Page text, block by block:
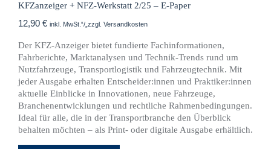
KFZanzeiger + NFZ-Werkstatt 2/25 – E-Paper
12,90 € inkl. MwSt.“/„zzgl. Versandkosten
Der KFZ-Anzeiger bietet fundierte Fachinformationen,
Fahrberichte, Marktanalysen und Technik-Trends rund um
Nutzfahrzeuge, Transportlogistik und Fahrzeugtechnik. Mit
jeder Ausgabe erhalten Entscheider:innen und Praktiker:innen
aktuelle Einblicke in Innovationen, neue Fahrzeuge,
Branchenentwicklungen und rechtliche Rahmenbedingungen.
Ideal für alle, die in der Transportbranche den Überblick
behalten möchten – als Print- oder digitale Ausgabe erhältlich.